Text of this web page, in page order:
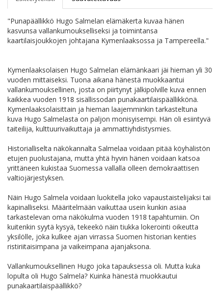
"Punapäällikkö Hugo Salmelan elämäkerta kuvaa hänen
kasvunsa vallankumoukselliseksi ja toimintansa
kaartilaisjoukkojen johtajana Kymenlaaksossa ja Tampereella."
Kymenlaaksolaisen Hugo Salmelan elämänkaari jäi hieman yli 30
vuoden mittaiseksi. Tuona aikana hänestä muokkaantui
vallankumouksellinen, josta on piirtynyt jälkipolville kuva ennen
kaikkea vuoden 1918 sisällissodan punakaartilaispäällikkönä.
Kymenlaaksolaisittain ja hieman laajemminkin tarkasteltuna
kuva Hugo Salmelasta on paljon monisyisempi. Hän oli esiintyvä
taiteilija, kulttuurivaikuttaja ja ammattiyhdistysmies.
Historialliselta näkökannalta Salmelaa voidaan pitää köyhälistön
etujen puolustajana, mutta yhtä hyvin hänen voidaan katsoa
yrittäneen kukistaa Suomessa vallalla olleen demokraattisen
valtiojärjestyksen.
Näin Hugo Salmela voidaan luokitella joko vapaustaistelijaksi tai
kapinalliseksi. Määritelmään vaikuttaa usein kunkin asiaa
tarkastelevan oma näkökulma vuoden 1918 tapahtumiin. On
kuitenkin syytä kysyä, tekeekö näin tiukka lokerointi oikeutta
yksilölle, joka kulkee ajan virrassa Suomen historian kenties
ristiriitaisimpana ja vaikeimpana ajanjaksona.
Vallankumouksellinen Hugo joka tapauksessa oli. Mutta kuka
lopulta oli Hugo Salmela? Kuinka hänestä muokkautui
punakaartilaispäällikkö?